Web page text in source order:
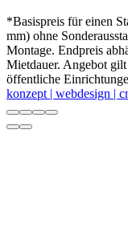
*Basispreis für einen
mm) ohne
Montage. Endpreis
Mietdauer. Angebot
öffentliche
konzept | webdesign |